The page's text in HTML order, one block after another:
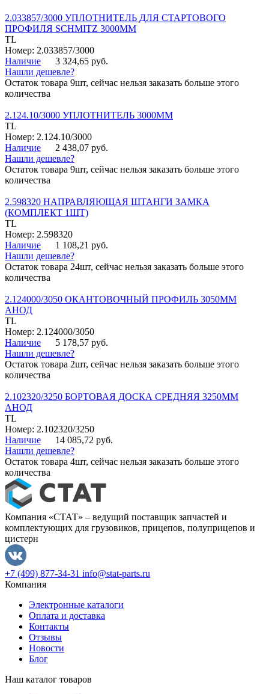
2.033857/3000 УПЛОТНИТЕЛЬ ДЛЯ СТАРТОВОГО
ПРОФИЛЯ SCHMITZ 3000ММ
TL
Номер: 2.033857/3000
Наличие
3 324,65 руб.
Нашли дешевле?
Остаток товара 9шт, сейчас нельзя заказать больше этого
количества
2.124.10/3000 УПЛОТНИТЕЛЬ 3000ММ
TL
Номер: 2.124.10/3000
Наличие
2 438,07 руб.
Нашли дешевле?
Остаток товара 9шт, сейчас нельзя заказать больше этого
количества
2.598320 НАПРАВЛЯЮЩАЯ ШТАНГИ ЗАМКА
(КОМПЛЕКТ 1ШТ)
TL
Номер: 2.598320
Наличие
1 108,21 руб.
Нашли дешевле?
Остаток товара 24шт, сейчас нельзя заказать больше этого
количества
2.124000/3050 ОКАНТОВОЧНЫЙ ПРОФИЛЬ 3050ММ
АНОД
TL
Номер: 2.124000/3050
Наличие
5 178,57 руб.
Нашли дешевле?
Остаток товара 2шт, сейчас нельзя заказать больше этого
количества
2.102320/3250 БОРТОВАЯ ДОСКА СРЕДНЯЯ 3250ММ
АНОД
TL
Номер: 2.102320/3250
Наличие
14 085,72 руб.
Нашли дешевле?
Остаток товара 4шт, сейчас нельзя заказать больше этого
количества
Компания «СТАТ» – ведущий поставщик запчастей и
комплектующих для грузовиков, прицепов, полуприцепов и
цистерн
+7 (499) 877-34-31 info@stat-parts.ru
Компания
Электронные каталоги
Оплата и доставка
Контакты
Отзывы
Новости
Блог
Наш каталог товаров